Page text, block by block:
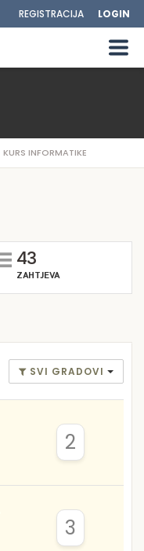
REGISTRACIJA LOGIN
KURS INFORMATIKE
43
ZAHTJEVA
SVI GRADOVI
2
3